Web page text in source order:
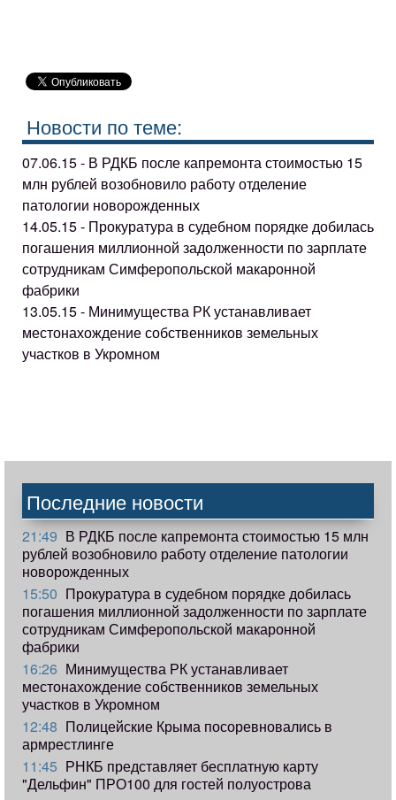
Новости по теме:
07.06.15 - В РДКБ после капремонта стоимостью 15
млн рублей возобновило работу отделение
патологии новорожденных
14.05.15 - Прокуратура в судебном порядке добилась
погашения миллионной задолженности по зарплате
сотрудникам Симферопольской макаронной
фабрики
13.05.15 - Минимущества РК устанавливает
местонахождение собственников земельных
участков в Укромном
Последние новости
21:49 В РДКБ после капремонта стоимостью 15 млн
рублей возобновило работу отделение патологии
новорожденных
15:50 Прокуратура в судебном порядке добилась
погашения миллионной задолженности по зарплате
сотрудникам Симферопольской макаронной
фабрики
16:26 Минимущества РК устанавливает
местонахождение собственников земельных
участков в Укромном
12:48 Полицейские Крыма посоревновались в
армрестлинге
11:45 РНКБ представляет бесплатную карту
"Дельфин" ПРО100 для гостей полуострова